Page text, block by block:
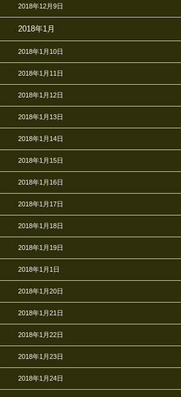
2018年12月9日
2018年1月
2018年1月10日
2018年1月11日
2018年1月12日
2018年1月13日
2018年1月14日
2018年1月15日
2018年1月16日
2018年1月17日
2018年1月18日
2018年1月19日
2018年1月1日
2018年1月20日
2018年1月21日
2018年1月22日
2018年1月23日
2018年1月24日